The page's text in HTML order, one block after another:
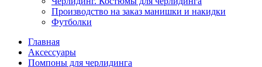
Производство на заказ манишки и накидки
Футболки
Главная
Аксессуары
Помпоны для черлидинга